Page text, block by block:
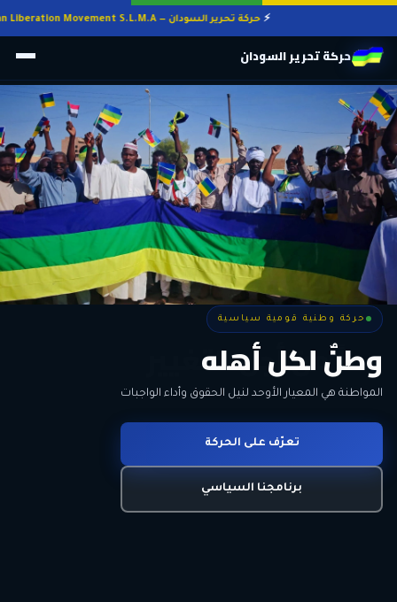
حركة تحرير السودان — Sudan Liberation Movement S.L.M.A
حركة تحرير السودان
حركة وطنية قومية سياسية
وطنٌ لكل أهله
المواطنة هي المعيار الأوحد لنيل الحقوق وأداء الواجبات
تعرّف على الحركة
برنامجنا السياسي
حركة وطنية قومية سياسية
معاً من أجل التغيير
الحرية • الوحدة • السلام • الديمقراطية
انضم للحركة
اتصل بنا